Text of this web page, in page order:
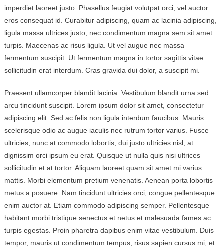
imperdiet laoreet justo. Phasellus feugiat volutpat orci, vel auctor
eros consequat id. Curabitur adipiscing, quam ac lacinia adipiscing,
ligula massa ultrices justo, nec condimentum magna sem sit amet
turpis. Maecenas ac risus ligula. Ut vel augue nec massa
fermentum suscipit. Ut fermentum magna in tortor sagittis vitae
sollicitudin erat interdum. Cras gravida dui dolor, a suscipit mi.
Praesent ullamcorper blandit lacinia. Vestibulum blandit urna sed
arcu tincidunt suscipit. Lorem ipsum dolor sit amet, consectetur
adipiscing elit. Sed ac felis non ligula interdum faucibus. Mauris
scelerisque odio ac augue iaculis nec rutrum tortor varius. Fusce
ultricies, nunc at commodo lobortis, dui justo ultricies nisl, at
dignissim orci ipsum eu erat. Quisque ut nulla quis nisi ultrices
sollicitudin et at tortor. Aliquam laoreet quam sit amet mi varius
mattis. Morbi elementum pretium venenatis. Aenean porta lobortis
metus a posuere. Nam tincidunt ultricies orci, congue pellentesque
enim auctor at. Etiam commodo adipiscing semper. Pellentesque
habitant morbi tristique senectus et netus et malesuada fames ac
turpis egestas. Proin pharetra dapibus enim vitae vestibulum. Duis
tempor, mauris ut condimentum tempus, risus sapien cursus mi, et